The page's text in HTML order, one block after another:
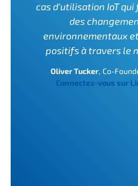
cas d'utilisation IoT
des
environnementaux
positifs à travers le
Oliver Tucker, Co-
Connectez-vous sur